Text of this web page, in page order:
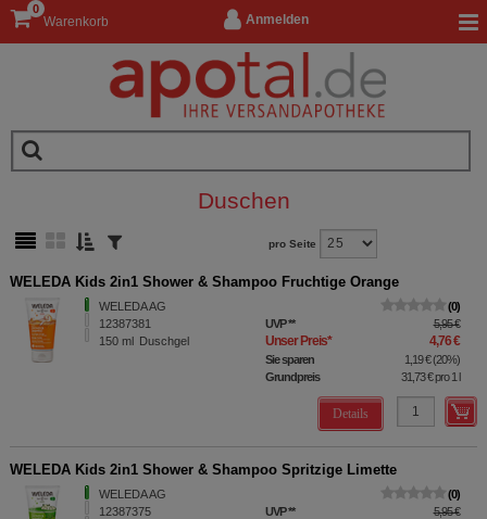
Anmelden
Warenkorb
0
Duschen
pro Seite
WELEDA Kids 2in1 Shower & Shampoo Fruchtige Orange
WELEDA AG
12387381
150 ml Duschgel
0
UVP** 5,95 €
Unser Preis* 4,76 €
Sie sparen 1,19 €(20%)
Grundpreis
31,73 €pro 1 l
Details
WELEDA Kids 2in1 Shower & Shampoo Spritzige Limette
WELEDA AG
12387375
0
UVP** 5,95 €